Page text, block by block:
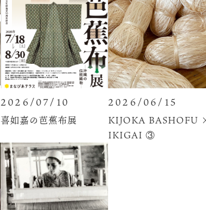
2026/07/10
喜如嘉の芭蕉布展
2026/06/15
KIJOKA BASHOFU
IKIGAI ③